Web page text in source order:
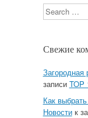
Search
Свежие
Загородная
записи TOP
Как
Новостик